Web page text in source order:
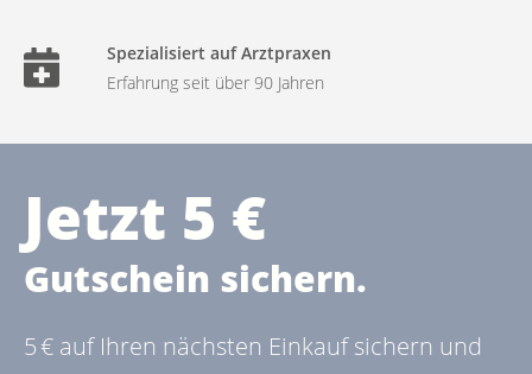
Spezialisiert auf Arztpraxen
Erfahrung seit über 90 Jahren
Jetzt 5 €
Gutschein sichern.
5 € auf Ihren nächsten Einkauf sichern und